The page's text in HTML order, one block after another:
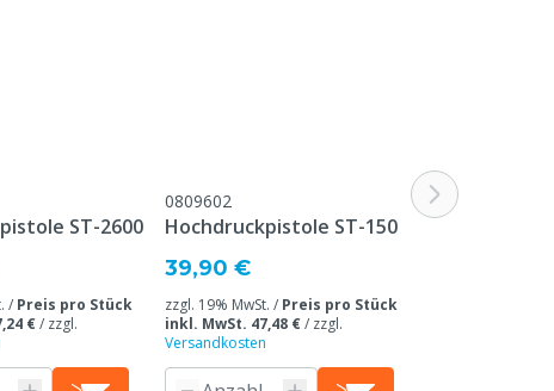
ST-2600
/ Preis pro Stück
€/ zzgl.
0809602
Hochdruckpistole ST-1500
39,90 €
zzgl. 19% MwSt. / Preis pro Stück
inkl. MwSt. 47,48 €/ zzgl.
Versandkosten
M0809601